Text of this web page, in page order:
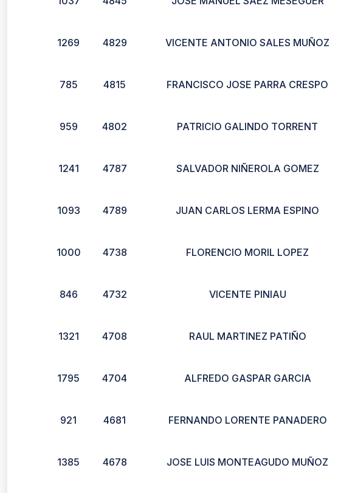
1269 4829 VICENTE ANTONIO SALES MUÑOZ
785 4815 FRANCISCO JOSE PARRA CRESPO
959 4802 PATRICIO GALINDO TORRENT
1241 4787 SALVADOR NIÑEROLA GOMEZ
1093 4789 JUAN CARLOS LERMA ESPINO
1000 4738 FLORENCIO MORIL LOPEZ
846 4732 VICENTE PINIAU
1321 4708 RAUL MARTINEZ PATIÑO
1795 4704 ALFREDO GASPAR GARCIA
921 4681 FERNANDO LORENTE PANADERO
1385 4678 JOSE LUIS MONTEAGUDO MUÑOZ